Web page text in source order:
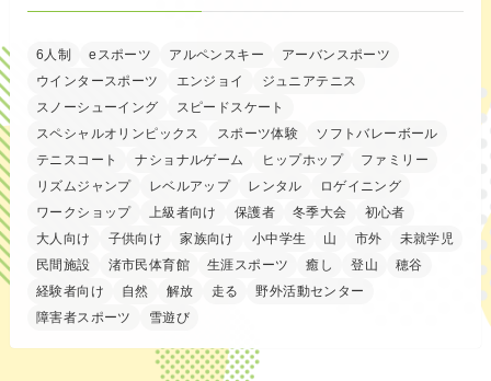
6人制 eスポーツ アルペンスキー
アーバンスポーツ
ウインタースポーツ
エンジョイ
ジュニアテニス
スノーシューイング
スピードスケート
スペシャルオリンピックス
スポーツ体験
ソフトバレーボール
テニスコート
ナショナルゲーム ヒップホップ
ファミリー
リズムジャンプ
レベルアップ レンタル
ロゲイニング
ワークショップ
上級者向け 保護者 冬季大会
初心者
大人向け
子供向け 家族向け 小中学生 山 市外
未就学児
民間施設
渚市民体育館 生涯スポーツ 癒し 登山
穂谷
経験者向け
自然 解放 走る
野外活動センター
障害者スポーツ
雪遊び